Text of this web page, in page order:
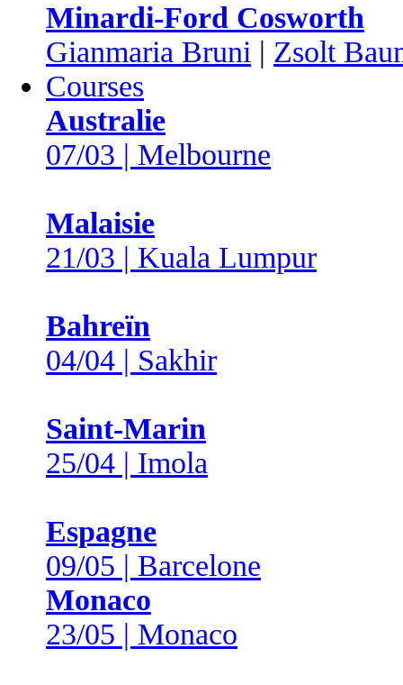
Minardi-Ford Cosworth
Gianmaria Bruni | Zsolt
Courses
Australie
07/03 | Melbourne
Malaisie
21/03 | Kuala Lumpur
Bahreïn
04/04 | Sakhir
Saint-Marin
25/04 | Imola
Espagne
09/05 | Barcelone
Monaco
23/05 | Monaco